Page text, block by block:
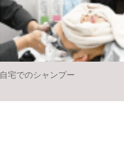
自宅でのシャンプー